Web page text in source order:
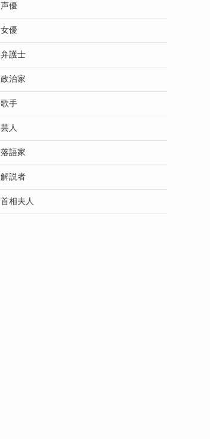
声優
女優
弁護士
政治家
歌手
芸人
落語家
解説者
首相夫人